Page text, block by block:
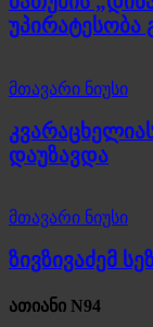
უპირატესობა
მთავარი ნიუსი
დაუზავდა
მთავარი ნიუსი
ზივზივაძემ
ათიანი N94